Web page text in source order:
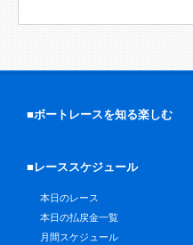
■ボートレースを知る楽しむ
■レーススケジュール
本日のレース
本日の払戻金一覧
月間スケジュール